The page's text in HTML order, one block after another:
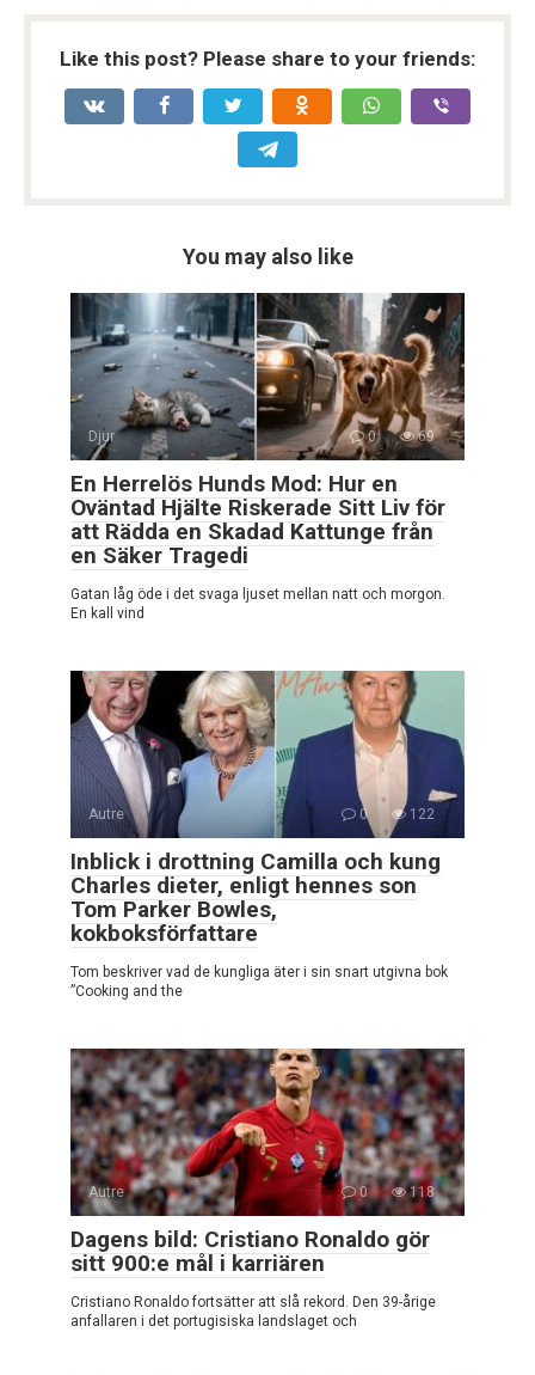
Like this post? Please share to your friends:
You may also like
Djur 0 69
En Herrelös Hunds Mod: Hur en
Oväntad Hjälte Riskerade Sitt Liv för
att Rädda en Skadad Kattunge från
en Säker Tragedi
Gatan låg öde i det svaga ljuset mellan natt och morgon.
En kall vind
Autre 0 122
Inblick i drottning Camilla och kung
Charles dieter, enligt hennes son
Tom Parker Bowles,
kokboksförfattare
Tom beskriver vad de kungliga äter i sin snart utgivna bok
”Cooking and the
Autre 0 118
Dagens bild: Cristiano Ronaldo gör
sitt 900:e mål i karriären
Cristiano Ronaldo fortsätter att slå rekord. Den 39-årige
anfallaren i det portugisiska landslaget och